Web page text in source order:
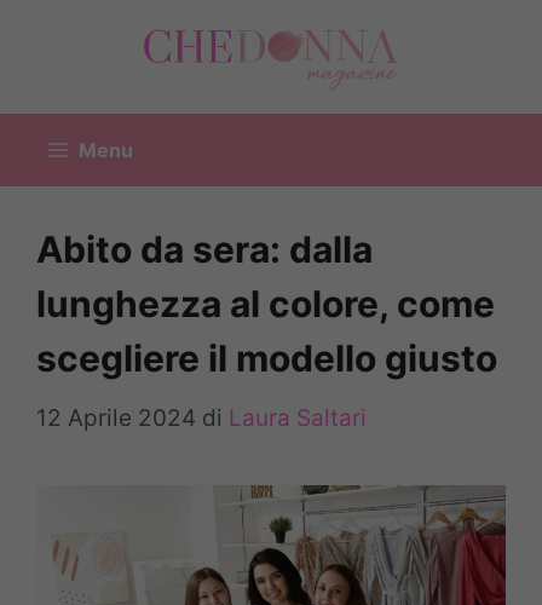
Menu
Abito da sera: dalla
lunghezza al colore, come
scegliere il modello giusto
12 Aprile 2024 di Laura Saltari